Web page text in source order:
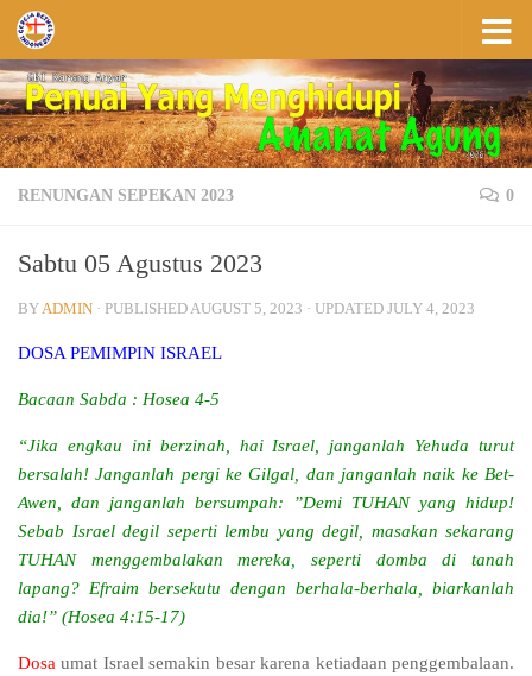
Skip to content
RENUNGAN SEPEKAN 2023 0
Sabtu 05 Agustus 2023
BYADMIN · PUBLISHEDAUGUST 5, 2023 · UPDATED JULY 4, 2023
DOSA PEMIMPIN ISRAEL
Bacaan Sabda : Hosea 4-5
“Jika engkau ini berzinah, hai Israel, janganlah Yehuda turut
bersalah! Janganlah pergi ke Gilgal, dan janganlah naik ke Bet-
Awen, dan janganlah bersumpah: ”Demi TUHAN yang hidup!
Sebab Israel degil seperti lembu yang degil, masakan sekarang
TUHAN menggembalakan mereka, seperti domba di tanah
lapang? Efraim bersekutu dengan berhala-berhala, biarkanlah
dia!” (Hosea 4:15-17)
Dosa umat Israel semakin besar karena ketiadaan penggembalaan.